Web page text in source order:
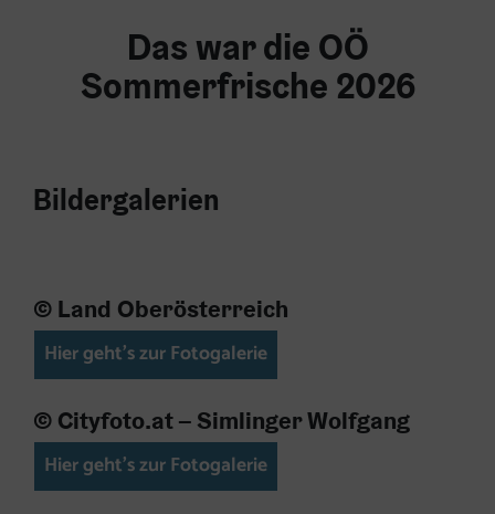
Das war die OÖ
Sommerfrische 2026
Bildergalerien
© Land Oberösterreich
Hier geht's zur Fotogalerie
© Cityfoto.at – Simlinger Wolfgang
Hier geht's zur Fotogalerie